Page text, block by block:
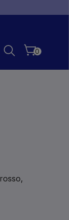
0